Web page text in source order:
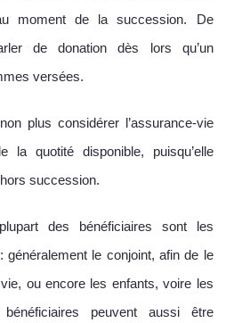
moment de la succession. De
de donation dès lors qu’un
versées.
plus considérer l’assurance-vie
la quotité disponible, puisqu’elle
succession.
des bénéficiaires sont les
généralement le conjoint, afin de le
ou encore les enfants, voire les
bénéficiaires peuvent aussi être